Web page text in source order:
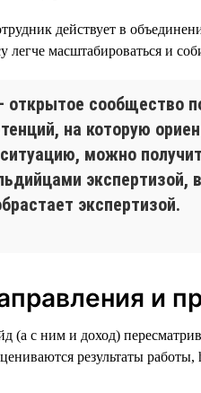
действует в
легче масштабироваться и
сообщество
на которую
можно
экспертизой,
экспертизой.
и
(а с ним и доход)
результаты